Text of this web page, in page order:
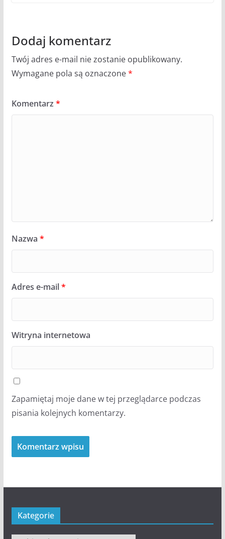
Dodaj komentarz
Twój adres e-mail nie zostanie opublikowany.
Wymagane pola są oznaczone*
Komentarz *
Nazwa *
Adres e-mail*
Witryna internetowa
Zapamiętaj moje dane w tej przeglądarce podczas
pisania kolejnych komentarzy.
Kategorie